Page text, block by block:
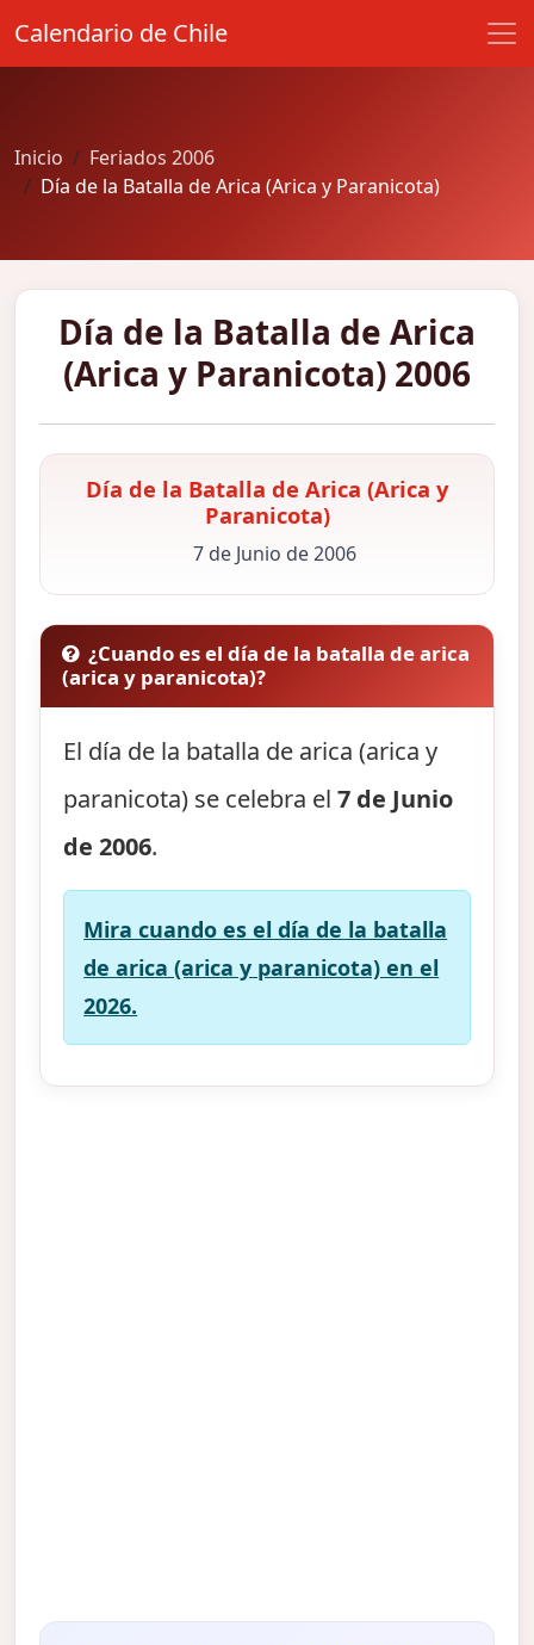
Calendario de Chile
Inicio
Feriados 2006
Día de la Batalla de Arica (Arica y Paranicota)
Día de la Batalla de Arica
(Arica y Paranicota) 2006
Día de la Batalla de Arica (Arica y
Paranicota)
7 de Junio de 2006
¿Cuando es el día de la batalla de arica
(arica y paranicota)?
El día de la batalla de arica (arica y
paranicota) se celebra el7 de Junio
de 2006.
Mira cuando es el día de la batalla
de arica (arica y paranicota) en el
2026.